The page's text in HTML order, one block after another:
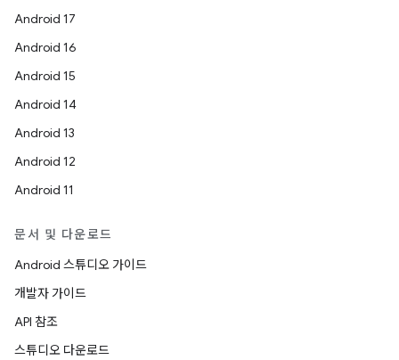
Android 17
Android 16
Android 15
Android 14
Android 13
Android 12
Android 11
문서 및 다운로드
Android 스튜디오 가이드
개발자 가이드
API 참조
스튜디오 다운로드